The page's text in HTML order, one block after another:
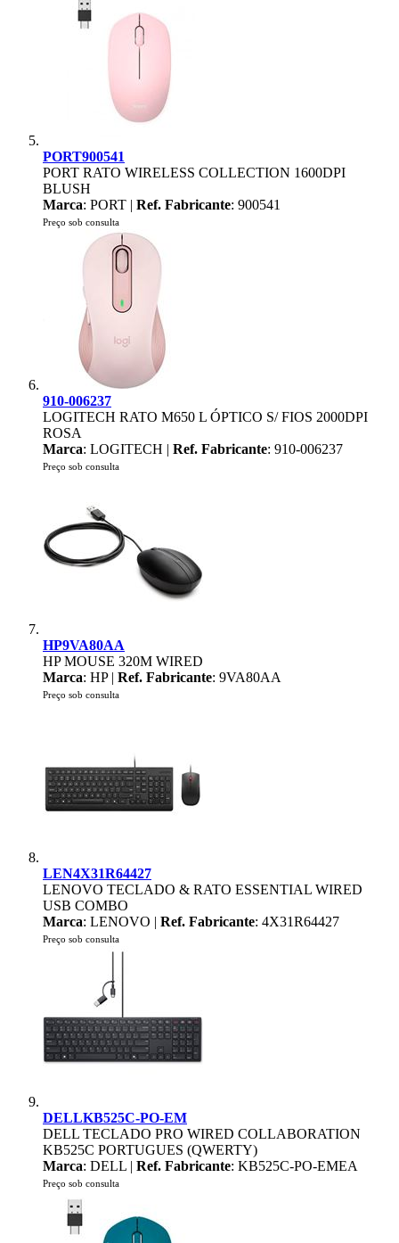
PORT900541
PORT RATO WIRELESS COLLECTION 1600DPI
BLUSH
Marca: PORT | Ref. Fabricante: 900541
Preço sob consulta
910-006237
LOGITECH RATO M650 L ÓPTICO S/ FIOS 2000DPI
ROSA
Marca: LOGITECH | Ref. Fabricante: 910-006237
Preço sob consulta
HP9VA80AA
HP MOUSE 320M WIRED
Marca: HP | Ref. Fabricante: 9VA80AA
Preço sob consulta
LEN4X31R64427
LENOVO TECLADO & RATO ESSENTIAL WIRED
USB COMBO
Marca: LENOVO | Ref. Fabricante: 4X31R64427
Preço sob consulta
DELLKB525C-PO-EM
DELL TECLADO PRO WIRED COLLABORATION
KB525C PORTUGUES (QWERTY)
Marca: DELL | Ref. Fabricante: KB525C-PO-EMEA
Preço sob consulta